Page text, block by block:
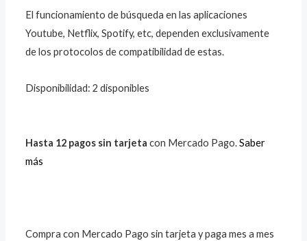
El funcionamiento de búsqueda en las aplicaciones
Youtube, Netflix, Spotify, etc, dependen exclusivamente
de los protocolos de compatibilidad de estas.
Disponibilidad: 2 disponibles
Hasta 12 pagos sin tarjeta con Mercado Pago.Saber
más
Compra con Mercado Pago sin tarjeta y paga mes a mes